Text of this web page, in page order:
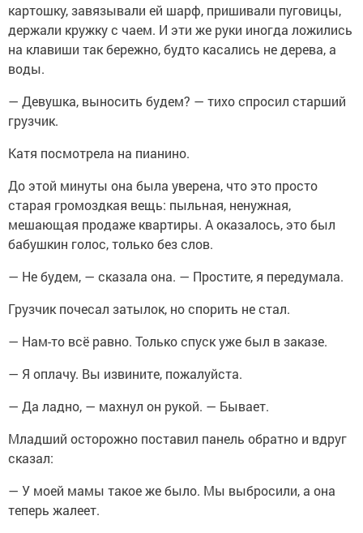
картошку, завязывали ей шарф, пришивали пуговицы,
держали кружку с чаем. И эти же руки иногда ложились
на клавиши так бережно, будто касались не дерева, а
воды.
— Девушка, выносить будем? — тихо спросил старший
грузчик.
Катя посмотрела на пианино.
До этой минуты она была уверена, что это просто
старая громоздкая вещь: пыльная, ненужная,
мешающая продаже квартиры. А оказалось, это был
бабушкин голос, только без слов.
— Не будем, — сказала она. — Простите, я передумала.
Грузчик почесал затылок, но спорить не стал.
— Нам-то всё равно. Только спуск уже был в заказе.
— Я оплачу. Вы извините, пожалуйста.
— Да ладно, — махнул он рукой. — Бывает.
Младший осторожно поставил панель обратно и вдруг
сказал:
— У моей мамы такое же было. Мы выбросили, а она
теперь жалеет.